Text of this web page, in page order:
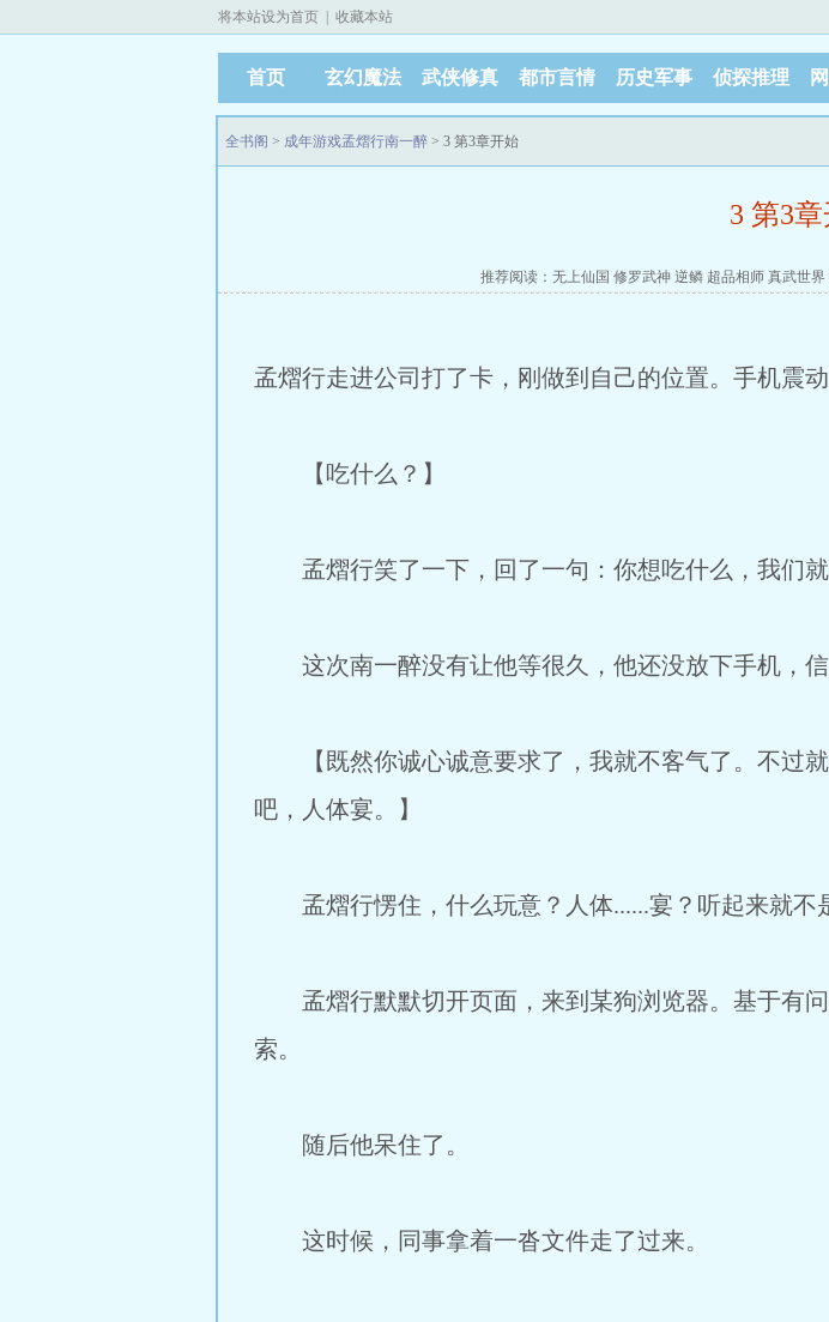
将本站设为首页 收藏本站
首页 玄幻魔法 武侠修真 都市言情 历史军事 侦探推理
全书阁 > 成年游戏孟熠行南一醉 > 3 第3章开始
3 第3
推荐阅读： 无上仙国 修罗武神 逆鳞 超品相师 真武世界
孟熠行走进公司打了卡，刚做到自己的位置。手机震
【吃什么？】
孟熠行笑了一下，回了一句：你想吃什么，我们就
这次南一醉没有让他等很久，他还没放下手机，信
【既然你诚心诚意要求了，我就不客气了。不过就
吧，人体宴。】
孟熠行愣住，什么玩意？人体......宴？听起来就不
孟熠行默默切开页面，来到某狗浏览器。基于有问
索。
随后他呆住了。
这时候，同事拿着一沓文件走了过来。